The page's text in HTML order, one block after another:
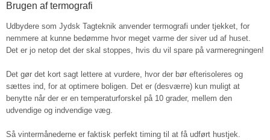
Brugen af termografi
Udbydere som Jydsk Tagteknik anvender termografi under tjekket, for
nemmere at kunne bedømme hvor meget varme der siver ud af huset.
Det er jo netop det der skal stoppes, hvis du vil spare på varmeregningen!
Det gør det kort sagt lettere at vurdere, hvor der bør efterisoleres og
sættes ind, for at optimere boligen. Det er (desværre) kun muligt at
benytte når der er en temperaturforskel på 10 grader, mellem den
udvendige og indvendige væg.
Så vintermånederne er faktisk perfekt timing til at få udført hustjek.